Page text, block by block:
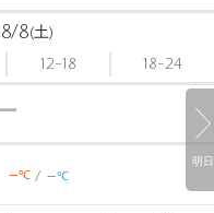
明日
8/8(土)
12-18 18-24
-℃ -℃